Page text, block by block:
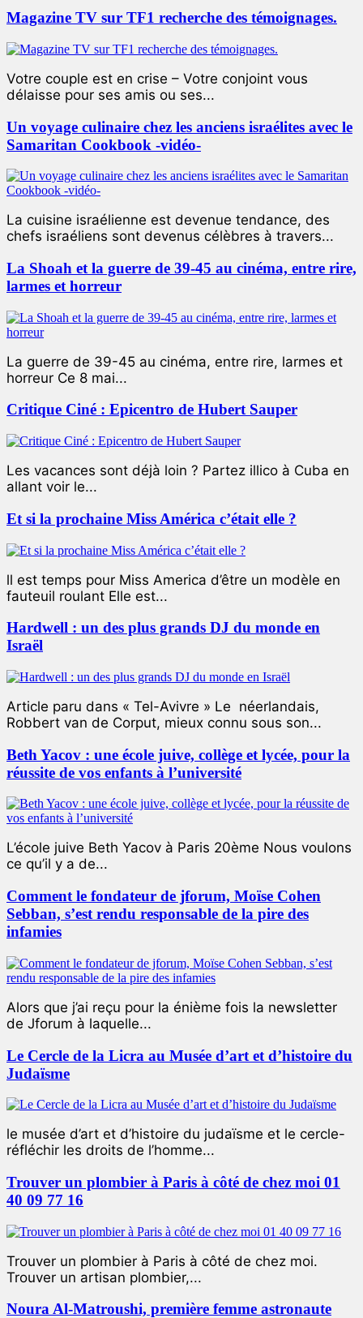
Magazine TV sur TF1 recherche des témoignages.
Votre couple est en crise – Votre conjoint vous
délaisse pour ses amis ou ses...
Un voyage culinaire chez les anciens israélites avec le
Samaritan Cookbook -vidéo-
La cuisine israélienne est devenue tendance, des
chefs israéliens sont devenus célèbres à travers...
La Shoah et la guerre de 39-45 au cinéma, entre rire,
larmes et horreur
La guerre de 39-45 au cinéma, entre rire, larmes et
horreur Ce 8 mai...
Critique Ciné : Epicentro de Hubert Sauper
Les vacances sont déjà loin ? Partez illico à Cuba en
allant voir le...
Et si la prochaine Miss América c’était elle ?
ll est temps pour Miss America d’être un modèle en
fauteuil roulant Elle est...
Hardwell : un des plus grands DJ du monde en
Israël
Article paru dans « Tel-Avivre » Le néerlandais,
Robbert van de Corput, mieux connu sous son...
Beth Yacov : une école juive, collège et lycée, pour la
réussite de vos enfants à l’université
L’école juive Beth Yacov à Paris 20ème Nous voulons
ce qu’il y a de...
Comment le fondateur de jforum, Moïse Cohen
Sebban, s’est rendu responsable de la pire des
infamies
Alors que j’ai reçu pour la énième fois la newsletter
de Jforum à laquelle...
Le Cercle de la Licra au Musée d’art et d’histoire du
Judaïsme
le musée d’art et d’histoire du judaïsme et le cercle-
réfléchir les droits de l’homme...
Trouver un plombier à Paris à côté de chez moi 01
40 09 77 16
Trouver un plombier à Paris à côté de chez moi.
Trouver un artisan plombier,...
Noura Al-Matroushi, première femme astronaute